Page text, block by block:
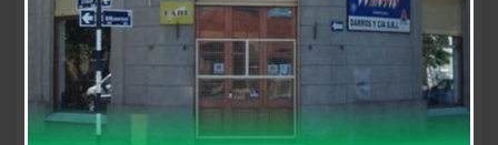
8 años atrás Fm Alpha